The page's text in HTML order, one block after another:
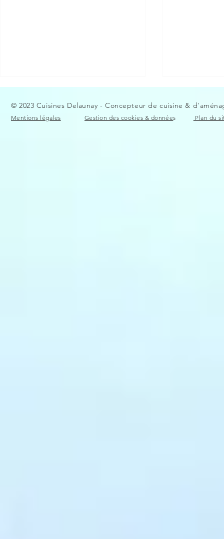
© 2023 Cuisines Delaunay - Concepteur de cuisine &
Mentions légales Gestion des cookies & données Plan du